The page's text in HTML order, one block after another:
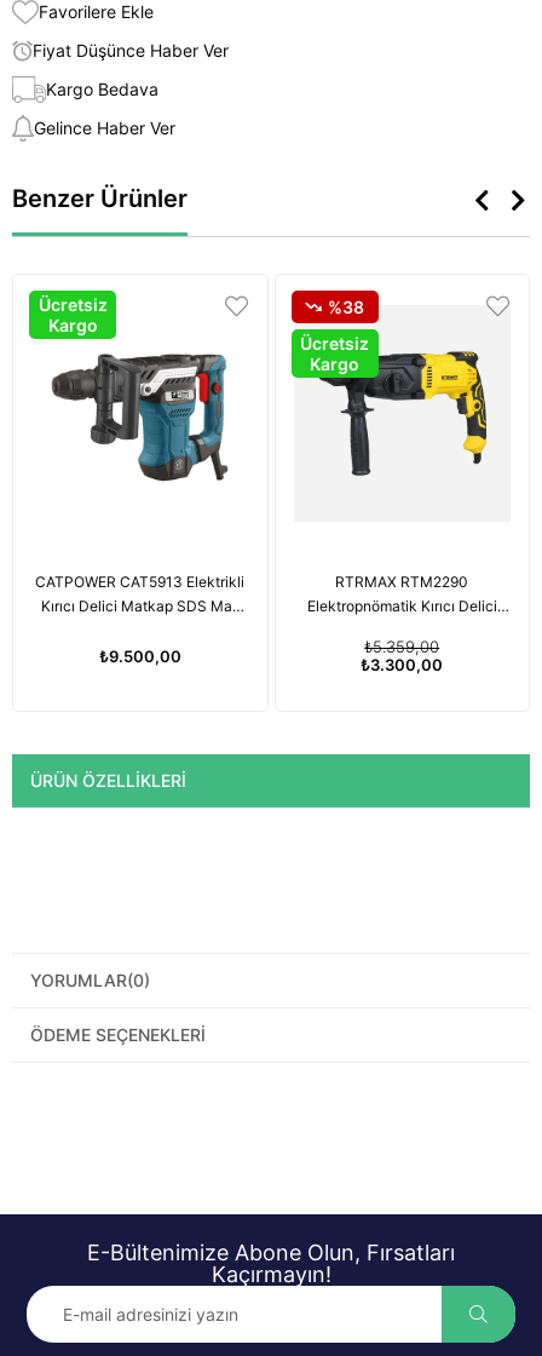
Favorilere Ekle
Fiyat Düşünce Haber Ver
Kargo Bedava
Gelince Haber Ver
Benzer Ürünler
CATPOWER CAT5913 Elektrikli
Kırıcı Delici Matkap SDS Max
₺9.500,00
Ücretsiz
Kargo
RTRMAX RTM2290
Elektropnömatik Kırıcı Delici
₺3.300,00
₺5.359,00
%38
Ücretsiz
Kargo
ÜRÜN ÖZELLIKLERI
YORUMLAR(0)
ÖDEME SEÇENEKLERI
E-Bültenimize Abone Olun, Fırsatları
Kaçırmayın!